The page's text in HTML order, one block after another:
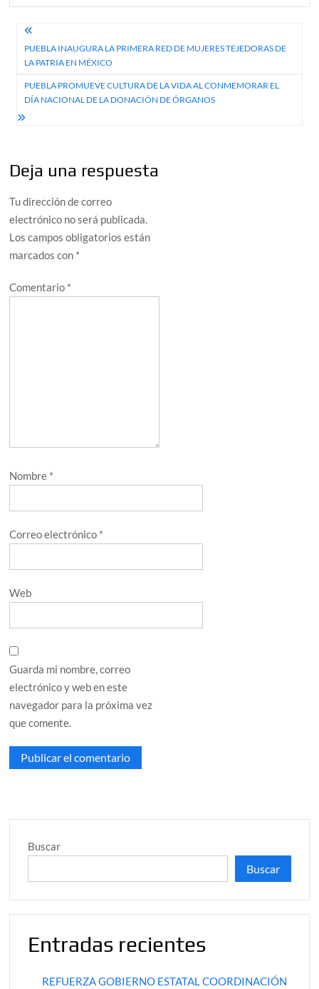
Navegación
de
entradas
PUEBLA INAUGURA LA PRIMERA RED DE MUJERES TEJEDORAS DE
LA PATRIA EN MÉXICO
PUEBLA PROMUEVE CULTURA DE LA VIDA AL CONMEMORAR EL
DÍA NACIONAL DE LA DONACIÓN DE ÓRGANOS
Deja una respuesta
Tu dirección de correo
electrónico no será publicada.
Los campos obligatorios están
marcados con *
Comentario *
Nombre *
Correo electrónico *
Web
Guarda mi nombre, correo
electrónico y web en este
navegador para la próxima vez
que comente.
Buscar
Buscar
Entradas recientes
REFUERZA GOBIERNO ESTATAL COORDINACIÓN